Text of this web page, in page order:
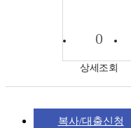
0
상세조회
복사/대출신청